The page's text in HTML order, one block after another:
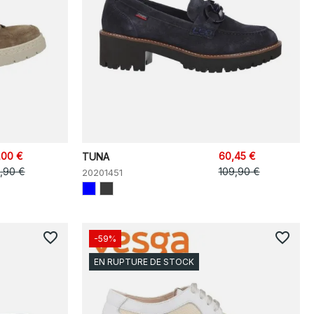
€
€
TUNA
20201451
60,45 €
109,90 €
favorite_border -59%
EN RUPTURE DE STOCK
favorite_border